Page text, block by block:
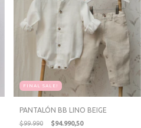
FINAL SALE!
PANTALÓN BB LINO BEIGE
$99.990 $94.990,50